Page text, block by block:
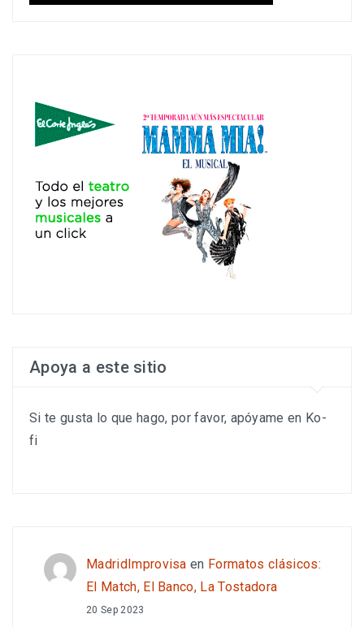
Apoya a este sitio
Si te gusta lo que hago, por favor, apóyame en Ko-
fi
MadridImprovisa en Formatos clásicos:
El Match, El Banco, La Tostadora
20 Sep 2023